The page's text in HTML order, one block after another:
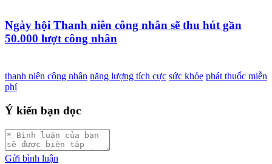
Ngày hội Thanh niên công nhân sẽ thu hút gần
50.000 lượt công nhân
thanh niên công nhân năng lượng tích cực sức khỏe phát thuốc miễn
phí
Ý kiến bạn đọc
Gửi bình luận